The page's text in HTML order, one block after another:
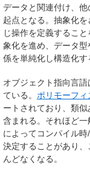
データと関連付け、他
起点となる。抽象化
じ操作を定義すること
象化を進め、データ
係を単純化し構造化す
オブジェクト指向言
ている。 ポリモーフィ
ートされており、類
含まれる。それほど
によってコンパイル
決定することがあり
んどなくなる。